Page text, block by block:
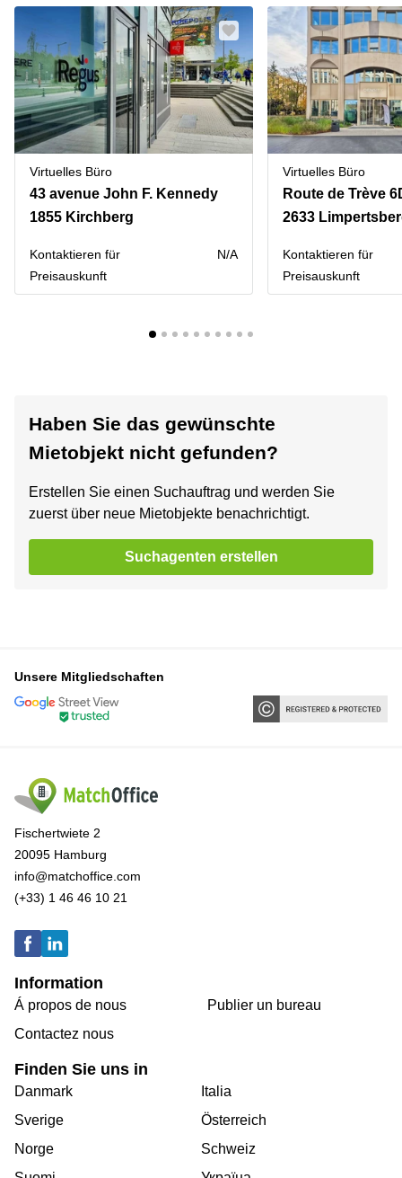
Virtuelles Büro
43 avenue John F. Kennedy
1855 Kirchberg
Kontaktieren für
Preisauskunft
N/A
Virtuelles Büro
Route de Trève
2633
Kontaktieren für
Preisauskunft
Haben Sie das gewünschte
Mietobjekt nicht gefunden?
Erstellen Sie einen Suchauftrag und werden Sie
zuerst über neue Mietobjekte benachrichtigt.
Suchagenten erstellen
Unsere Mitgliedschaften
Fischertwiete 2
20095 Hamburg
info@matchoffice.com
(+33) 1 46 46 10 21
Information
Á propos de nous
Contactez nous
Publier un bureau
Finden Sie uns in
Danmark
Sverige
Norge
Italia
Österreich
Schweiz